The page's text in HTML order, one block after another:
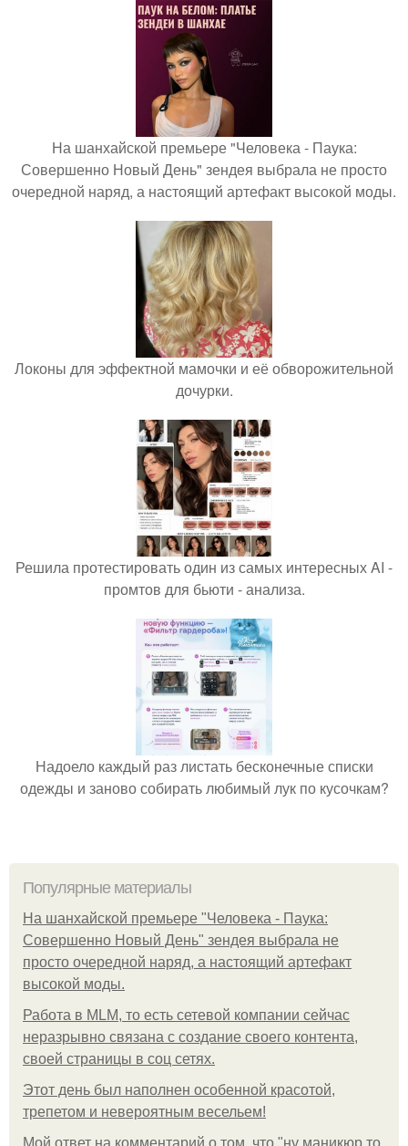
На шанхайской премьере "Человека - Паука:
Совершенно Новый День" зендея выбрала не просто
очередной наряд, а настоящий артефакт высокой моды.
Локоны для эффектной мамочки и её обворожительной
дочурки.
Решила протестировать один из самых интересных AI -
промтов для бьюти - анализа.
Надоело каждый раз листать бесконечные списки
одежды и заново собирать любимый лук по кусочкам?
Популярные материалы
На шанхайской премьере "Человека - Паука:
Совершенно Новый День" зендея выбрала не
просто очередной наряд, а настоящий артефакт
высокой моды.
Работа в MLM, то есть сетевой компании сейчас
неразрывно связана с создание своего контента,
своей страницы в соц сетях.
Этот день был наполнен особенной красотой,
трепетом и невероятным весельем!
Мой ответ на комментарий о том, что "ну маникюр то